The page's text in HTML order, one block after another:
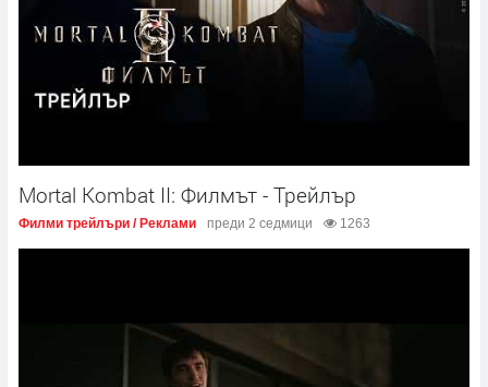
Mortal Kombat II: Филмът - Трейлър
Филми трейлъри / Реклами преди 2 седмици 1263